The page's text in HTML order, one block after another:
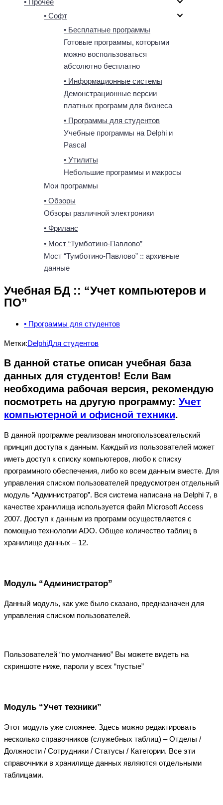
• Прочее
• Софт
• Бесплатные программы
Готовые программы, которыми
можно воспользоваться
абсолютно бесплатно
• Информационные системы
Демонстрационные версии
платных программ для бизнеса
• Программы для студентов
Учебные программы на Delphi и
Pascal
• Утилиты
Небольшие программы и макросы
Мои программы
• Обзоры
Обзоры различной электроники
• Фриланс
• Мост “Тумботино-Павлово”
Мост “Тумботино-Павлово” :: архивные
данные
Учебная БД :: “Учет компьютеров и
ПО”
• Программы для студентов
Метки:DelphiДля студентов
В данной статье описан учебная база
данных для студентов! Если Вам
необходима рабочая версия, рекомендую
посмотреть на другую программу: Учет
компьютерной и офисной техники.
В данной программе реализован многопользовательский
принцип доступа к данным. Каждый из пользователей может
иметь доступ к списку компьютеров, любо к списку
программного обеспечения, либо ко всем данным вместе. Для
управления списком пользователей предусмотрен отдельный
модуль “Администратор”. Вся система написана на Delphi 7, в
качестве хранилища используется файл Microsoft Access
2007. Доступ к данным из программ осуществляется с
помощью технологии ADO. Общее количество таблиц в
хранилище данных – 12.
Модуль “Администратор”
Данный модуль, как уже было сказано, предназначен для
управления списком пользователей.
Пользователей “по умолчанию” Вы можете видеть на
скриншоте ниже, пароли у всех “пустые”
Модуль “Учет техники”
Этот модуль уже сложнее. Здесь можно редактировать
несколько справочников (служебных таблиц) – Отделы /
Должности / Сотрудники / Статусы / Категории. Все эти
справочники в хранилище данных являются отдельными
таблицами.